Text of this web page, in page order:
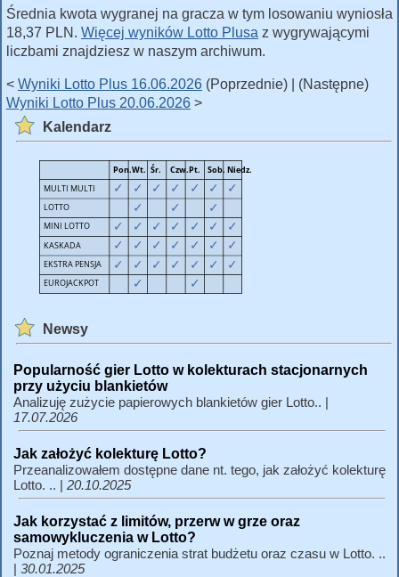
Średnia kwota wygranej na gracza w tym losowaniu wyniosła
18,37 PLN. Więcej wyników Lotto Plusa z wygrywającymi
liczbami znajdziesz w naszym archiwum.
< Wyniki Lotto Plus 16.06.2026 (Poprzednie) | (Następne)
Wyniki Lotto Plus 20.06.2026 >
Kalendarz
Newsy
Popularność gier Lotto w kolekturach stacjonarnych
przy użyciu blankietów
Analizuję zużycie papierowych blankietów gier Lotto.. |
17.07.2026
Jak założyć kolekturę Lotto?
Przeanalizowałem dostępne dane nt. tego, jak założyć kolekturę
Lotto. .. | 20.10.2025
Jak korzystać z limitów, przerw w grze oraz
samowykluczenia w Lotto?
Poznaj metody ograniczenia strat budżetu oraz czasu w Lotto. ..
| 30.01.2025